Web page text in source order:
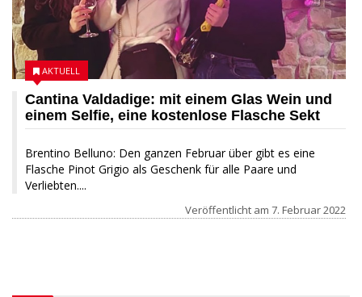
Cantina Valdadige: mit einem Glas Wein und
einem Selfie, eine kostenlose Flasche Sekt
Brentino Belluno: Den ganzen Februar über gibt es eine
Flasche Pinot Grigio als Geschenk für alle Paare und
Verliebten....
AKTUELL
Veröffentlicht am 7. Februar 2022